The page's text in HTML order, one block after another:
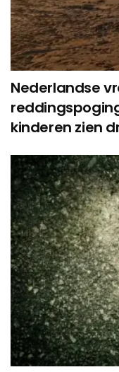
Nederlandse
kinderen zien